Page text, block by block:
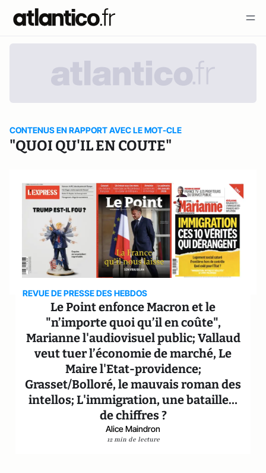
CONTENUS EN RAPPORT AVEC LE MOT-CLE
"QUOI QU'IL EN COUTE"
REVUE DE PRESSE DES HEBDOS
Le Point enfonce Macron et le
"n’importe quoi qu’il en coûte",
Marianne l'audiovisuel public; Vallaud
veut tuer l’économie de marché, Le
Maire l'Etat-providence;
Grasset/Bolloré, le mauvais roman des
intellos; L'immigration, une bataille…
de chiffres ?
Alice Maindron
12 min de lecture